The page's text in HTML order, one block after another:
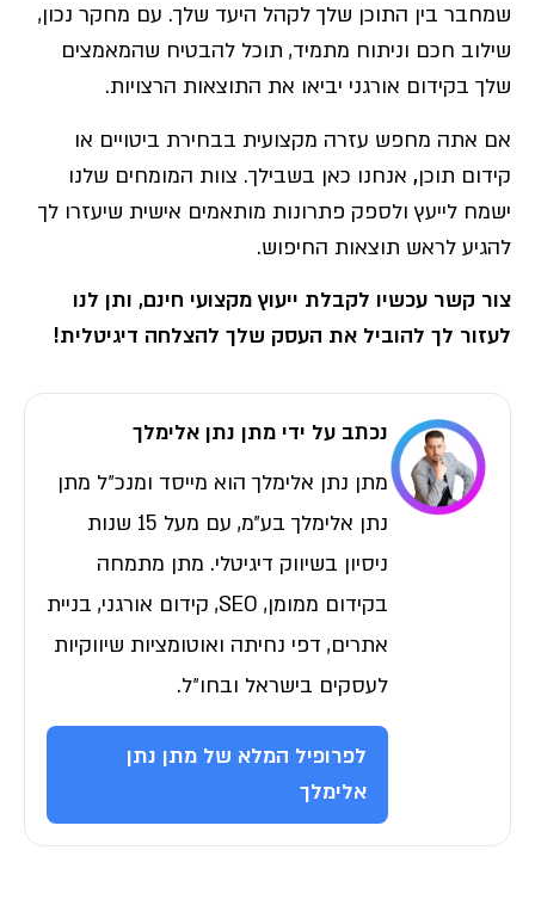
שמחבר בין התוכן שלך לקהל היעד שלך. עם מחקר נכון,
שילוב חכם וניתוח מתמיד, תוכל להבטיח שהמאמצים
שלך בקידום אורגני יביאו את התוצאות הרצויות.
אם אתה מחפש עזרה מקצועית בבחירת ביטויים או
קידום תוכן, אנחנו כאן בשבילך. צוות המומחים שלנו
ישמח לייעץ ולספק פתרונות מותאמים אישית שיעזרו לך
להגיע לראש תוצאות החיפוש.
צור קשר עכשיו לקבלת ייעוץ מקצועי חינם, ותן לנו
לעזור לך להוביל את העסק שלך להצלחה דיגיטלית!
נכתב על ידי מתן נתן אלימלך
מתן נתן אלימלך הוא מייסד ומנכ״ל מתן
נתן אלימלך בע״מ, עם מעל 15 שנות
ניסיון בשיווק דיגיטלי. מתן מתמחה
בקידום ממומן, SEO, קידום אורגני, בניית
אתרים, דפי נחיתה ואוטומציות שיווקיות
לעסקים בישראל ובחו״ל.
לפרופיל המלא של מתן נתן
אלימלך